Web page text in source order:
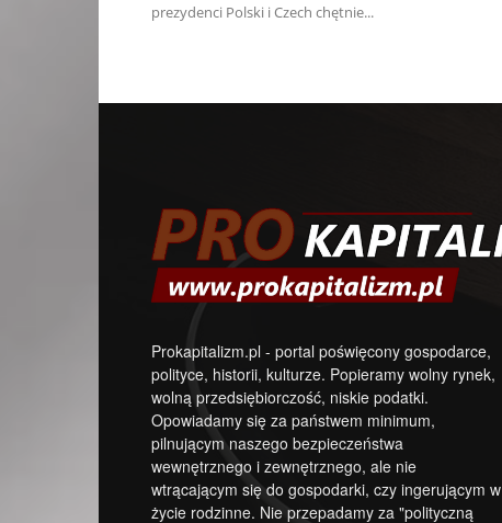
prezydenci Polski i Czech chętnie...
Prokapitalizm.pl - portal poświęcony gospodarce,
polityce, historii, kulturze. Popieramy wolny rynek,
wolną przedsiębiorczość, niskie podatki.
Opowiadamy się za państwem minimum,
pilnującym naszego bezpieczeństwa
wewnętrznego i zewnętrznego, ale nie
wtrącającym się do gospodarki, czy ingerującym w
życie rodzinne. Nie przepadamy za "polityczną